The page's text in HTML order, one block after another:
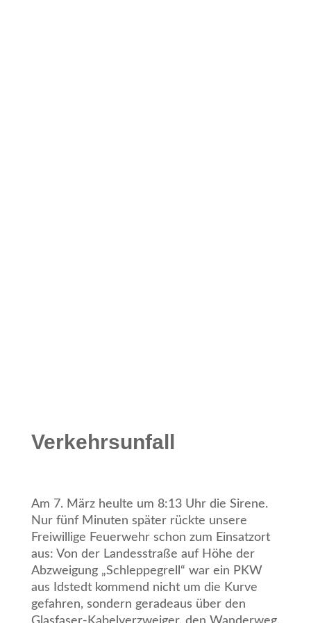
Verkehrsunfall
Am 7. März heulte um 8:13 Uhr die Sirene.
Nur fünf Minuten später rückte unsere
Freiwillige Feuerwehr schon zum Einsatzort
aus: Von der Landesstraße auf Höhe der
Abzweigung „Schleppegrell“ war ein PKW
aus Idstedt kommend nicht um die Kurve
gefahren, sondern geradeaus über den